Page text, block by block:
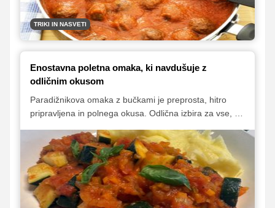
TRIKI IN NASVETI
Enostavna poletna omaka, ki navdušuje z
odličnim okusom
Paradižnikova omaka z bučkami je preprosta, hitro
pripravljena in polnega okusa. Odlična izbira za vse, ki
paradižnik. Postrežete jo lahko s testeninami ali kot
prilogo k polpetom in drugim jedem – tudi brez mesa
bo zadovoljila še tako zahtevne jedce.